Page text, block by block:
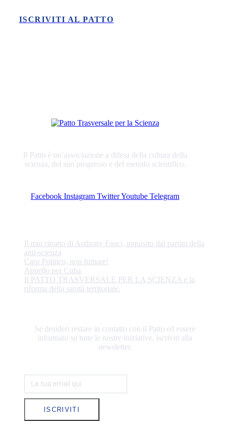
ISCRIVITI AL PATTO
Il Patto è un’associazione a difesa della cultura della
scienza, del suo progresso e del metodo scientifico.
Facebook Instagram TwitterYoutube Telegram
Il mio ritratto di Anthony Fauci, inquisito dal partito della
anti-scienza
Caro Politico, non fumare!
Appello per Cuba
Il PATTO TRASVERSALE PER LA SCIENZA e la
riforma della sanità territoriale.
Se desideri restare in contatto con il Patto ed essere
informato su tutte le nostre iniziative, iscriviti alla
newsletter.
ISCRIVITI